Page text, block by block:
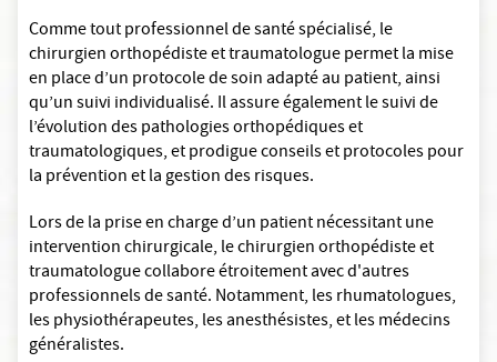
Comme tout professionnel de santé spécialisé, le
chirurgien orthopédiste et traumatologue permet la mise
en place d’un protocole de soin adapté au patient, ainsi
qu’un suivi individualisé. Il assure également le suivi de
l’évolution des pathologies orthopédiques et
traumatologiques, et prodigue conseils et protocoles pour
la prévention et la gestion des risques.
Lors de la prise en charge d’un patient nécessitant une
intervention chirurgicale, le chirurgien orthopédiste et
traumatologue collabore étroitement avec d'autres
professionnels de santé. Notamment, les rhumatologues,
les physiothérapeutes, les anesthésistes, et les médecins
généralistes.